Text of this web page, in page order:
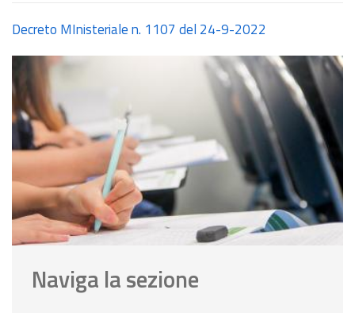
Decreto MInisteriale n. 1107 del 24-9-2022
Naviga la sezione